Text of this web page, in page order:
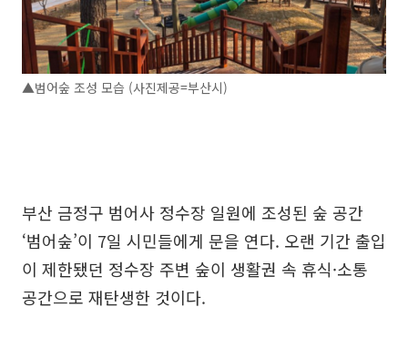
▲범어숲 조성 모습 (사진제공=부산시)
부산 금정구 범어사 정수장 일원에 조성된 숲 공간
‘범어숲’이 7일 시민들에게 문을 연다. 오랜 기간 출입
이 제한됐던 정수장 주변 숲이 생활권 속 휴식·소통
공간으로 재탄생한 것이다.